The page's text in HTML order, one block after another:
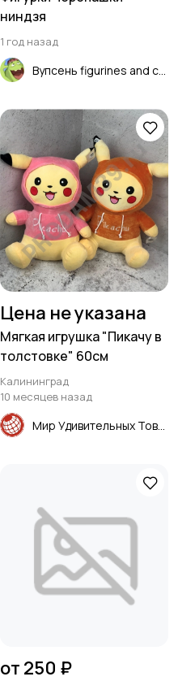
ниндзя
1 год назад
Цена не указана
Мягкая игрушка "Пикачу в
толстовке" 60см
Калининград
10 месяцев назад
от 250 ₽